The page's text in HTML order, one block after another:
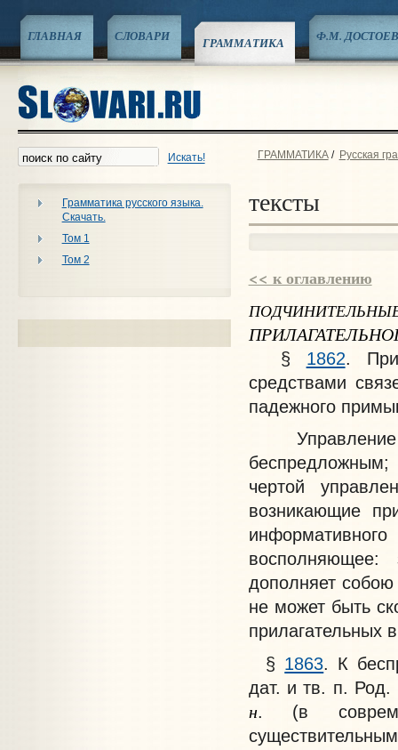
ГЛАВНАЯ СЛОВАРИ ГРАММАТИКА Ф.М.
Искать!
Грамматика русского языка.
Скачать.
Том 1
Том 2
ГРАММАТИКА/ Русская
тексты
<< к оглавлению
§ 1862.
средствами
падежного
беспредложным;
чертой
возникающие
дополняет
не может быть
прилагательных
§ 1863. К
дат. и тв. п.
н. (в